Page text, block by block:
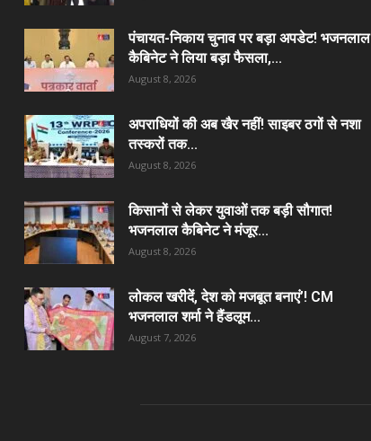
पंचायत-निकाय चुनाव पर बड़ा अपडेट! भजनलाल
कैबिनेट ने लिया बड़ा फैसला,...
August 8, 2026
अपराधियों की अब खैर नहीं! साइबर ठगों से नशा
तस्करों तक...
August 8, 2026
किसानों से लेकर युवाओं तक बड़ी सौगात!
भजनलाल कैबिनेट ने मंजूर...
August 8, 2026
लोकल खरीदें, देश को मजबूत बनाएं’! CM
भजनलाल शर्मा ने हैंडलूम...
August 7, 2026